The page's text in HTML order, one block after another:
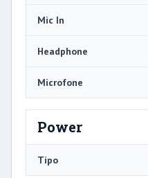
Mic In
Headphone
Microfone
Power
Tipo